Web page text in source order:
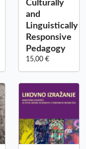
Culturally
and
Linguistically
Responsive
Pedagogy
15,00 €